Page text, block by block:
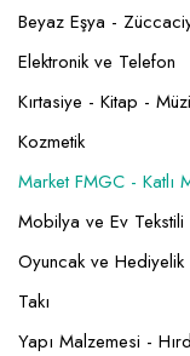
Beyaz Eşya -
Elektronik ve Telefon
Kırtasiye - Kitap -
Kozmetik
Market FMGC - Katlı
Mobilya ve Ev Tekstili
Oyuncak ve Hediyelik
Takı
Yapı Malzemesi -